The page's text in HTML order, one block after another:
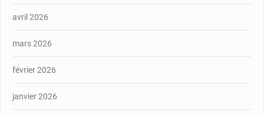
avril 2026
mars 2026
février 2026
janvier 2026